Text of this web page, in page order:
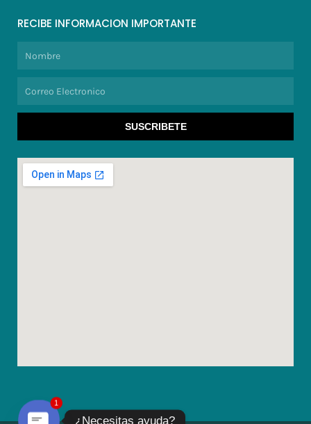
RECIBE INFORMACION IMPORTANTE
SUSCRIBETE
¿Necesitas ayuda?
1